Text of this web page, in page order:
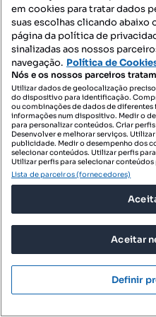
58 000 €161,11 €/m²
Lote de Terreno T4
Constância,Constância
Constância, Constância,
Preço por metro quadrado
360 m²
em cookies para tratar dados
suas escolhas clicando abaixo
página da política de
sinalizadas aos nossos
navegação. Política de
Nós e os nossos parceiros
Utilizar dados de geolocalização
do dispositivo para identificação.
ou combinações de dados de diferentes
informações num dispositivo. Medir o
para personalizar conteúdos. Criar
Desenvolver e melhorar serviços.
publicidade. Medir o desempenho dos
selecionar conteúdos. Utilizar perfis
Utilizar perfis para selecionar conteúdos
Lista de parceiros (fornecedores)
Aceitar
Definir